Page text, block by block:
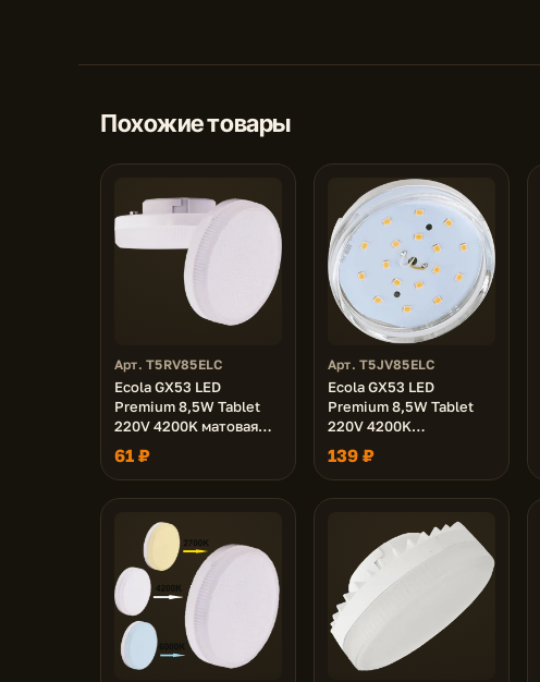
Похожие товары
Арт. T5RV85ELC
Ecola GX53 LED
Premium 8,5W Tablet
220V 4200K матовая
27x75 (1 из ч/б уп. по
10)
61 ₽
Арт. T5JV85ELC
Ecola GX53 LED
Premium 8,5W Tablet
220V 4200K
прозрачная 27x75
139 ₽